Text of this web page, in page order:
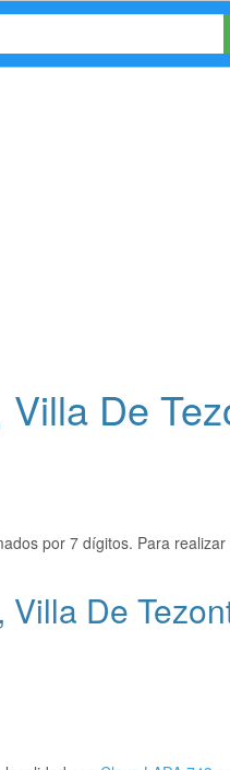
De
por 7 dígitos. Para
De